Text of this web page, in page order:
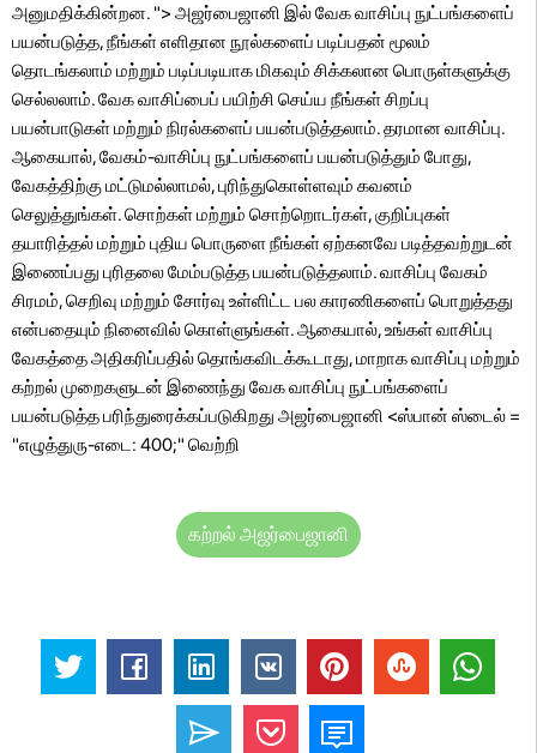
அனுமதிக்கின்றன. "> அஜர்பைஜானி இல் வேக வாசிப்பு நுட்பங்களைப்
பயன்படுத்த, நீங்கள் எளிதான நூல்களைப் படிப்பதன் மூலம்
தொடங்கலாம் மற்றும் படிப்படியாக மிகவும் சிக்கலான பொருள்களுக்கு
செல்லலாம். வேக வாசிப்பைப் பயிற்சி செய்ய நீங்கள் சிறப்பு
பயன்பாடுகள் மற்றும் நிரல்களைப் பயன்படுத்தலாம். தரமான வாசிப்பு.
ஆகையால், வேகம்-வாசிப்பு நுட்பங்களைப் பயன்படுத்தும் போது, ​​
வேகத்திற்கு மட்டுமல்லாமல், புரிந்துகொள்ளவும் கவனம்
செலுத்துங்கள். சொற்கள் மற்றும் சொற்றொடர்கள், குறிப்புகள்
தயாரித்தல் மற்றும் புதிய பொருளை நீங்கள் ஏற்கனவே படித்தவற்றுடன்
இணைப்பது புரிதலை மேம்படுத்த பயன்படுத்தலாம். வாசிப்பு வேகம்
சிரமம், செறிவு மற்றும் சோர்வு உள்ளிட்ட பல காரணிகளைப் பொறுத்தது
என்பதையும் நினைவில் கொள்ளுங்கள். ஆகையால், உங்கள் வாசிப்பு
வேகத்தை அதிகரிப்பதில் தொங்கவிடக்கூடாது, மாறாக வாசிப்பு மற்றும்
கற்றல் முறைகளுடன் இணைந்து வேக வாசிப்பு நுட்பங்களைப்
பயன்படுத்த பரிந்துரைக்கப்படுகிறது அஜர்பைஜானி <ஸ்பான் ஸ்டைல் ​​=
"எழுத்துரு-எடை: 400;" வெற்றி
கற்றல் அஜர்பைஜானி